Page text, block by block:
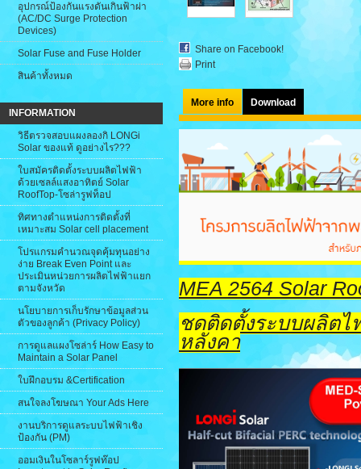
อุปกรณ์ป้องกันแรงดันเกินฟ้าผ่า
(AC/DC Surge Protection
Devices)
Solar Fuse and Fuse Holder
สินค้าทั้งหมด
INFORMATION
วิธีตรวจสอบแผงลองกิ LONGi
Solar ของแท้ ดูอย่างไร???
ใบสมัครติดตั้งระบบผลิตไฟฟ้า
ด้วยเซลล์แสงอาทิตย์ Solar
RoofTop-โซล่ารูฟท็อป
ทิศทางตำแหน่งการติดตั้งที่
เหมาะสม Solar cell placement
โปรแกรมคำนวณจุดคุ้มทุนอย่าง
ง่าย Break Even Point และ
ประเมินหน่วยการผลิตไฟฟ้าแยก
ตามจังหวัด
นโยบายการเก็บรักษาข้อมูลส่วน
ตัวของลูกค้า (Privacy Policy)
การดูแลแผงโซล่าร์ How Easy to
Maintain a Solar Panel
ใบฝึกอบรม &Certification
สนใจลงโฆษณา Your Ads Here
งานบริการดูแลระบบไฟฟ้าเชิง
ป้องกัน (PM)
ออมเงินในโซลาร์รูฟท๊อป
Share on Facebook!
Print
More info Download
MEA 2564 Solar
ชุดติดตั้งระบบผลิต
หลังคา